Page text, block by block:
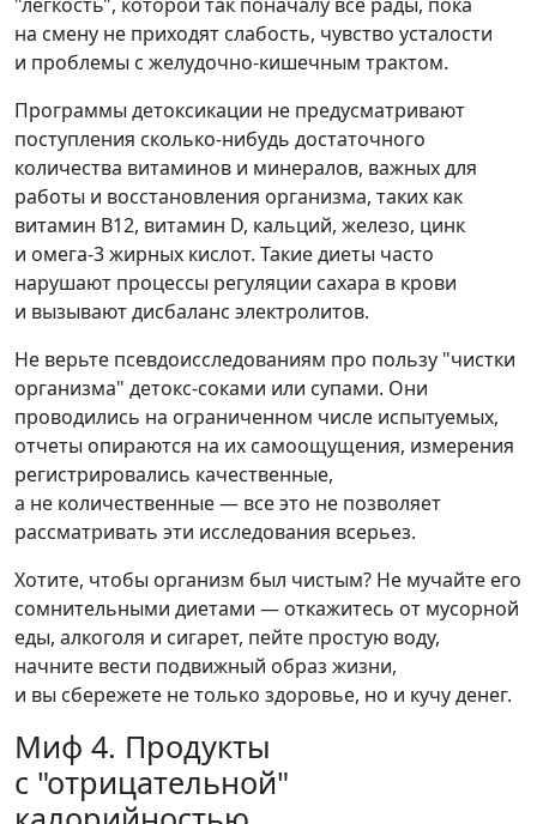
на смену не приходят слабость, чувство усталости
и проблемы с желудочно-кишечным трактом.
Программы детоксикации не предусматривают
поступления сколько‑нибудь достаточного
количества витаминов и минералов, важных для
работы и восстановления организма, таких как
витамин B12, витамин D, кальций, железо, цинк
и омега-3 жирных кислот. Такие диеты часто
нарушают процессы регуляции сахара в крови
и вызывают дисбаланс электролитов.
Не верьте псевдоисследованиям про пользу "чистки
организма" детокс-соками или супами. Они
проводились на ограниченном числе испытуемых,
отчеты опираются на их самоощущения, измерения
регистрировались качественные,
а не количественные — все это не позволяет
рассматривать эти исследования всерьез.
Хотите, чтобы организм был чистым? Не мучайте его
сомнительными диетами — откажитесь от мусорной
еды, алкоголя и сигарет, пейте простую воду,
начните вести подвижный образ жизни,
и вы сбережете не только здоровье, но и кучу денег.
Миф 4. Продукты
с "отрицательной"